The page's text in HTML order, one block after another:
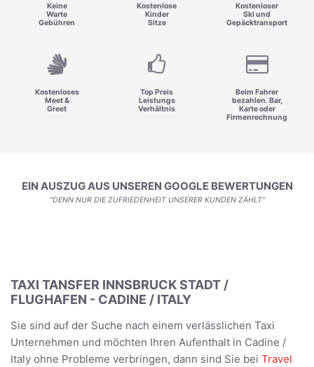
Keine
Warte
Gebühren
Kostenlose
Kinder
Sitze
Kostenloser
Ski und
Gepäcktransport
Kostenloses
Meet &
Greet
Top Preis
Leistungs
Verhältnis
Beim Fahrer
bezahlen. Bar,
Karte oder
Firmenrechnung
EIN AUSZUG AUS UNSEREN GOOGLE BEWERTUNGEN
"DENN NUR DIE ZUFRIEDENHEIT UNSERER KUNDEN ZÄHLT"
TAXI TANSFER INNSBRUCK STADT /
FLUGHAFEN - CADINE / ITALY
Sie sind auf der Suche nach einem verlässlichen Taxi
Unternehmen und möchten Ihren Aufenthalt in Cadine /
Italy ohne Probleme verbringen, dann sind Sie bei Travel